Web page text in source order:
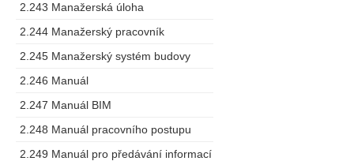
2.243 Manažerská úloha
2.244 Manažerský pracovník
2.245 Manažerský systém budovy
2.246 Manuál
2.247 Manuál BIM
2.248 Manuál pracovního postupu
2.249 Manuál pro předávání informací